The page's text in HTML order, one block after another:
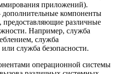
приложений).
компоненты
различные
Например, служба
служба
служба безопасности.
операционной системы